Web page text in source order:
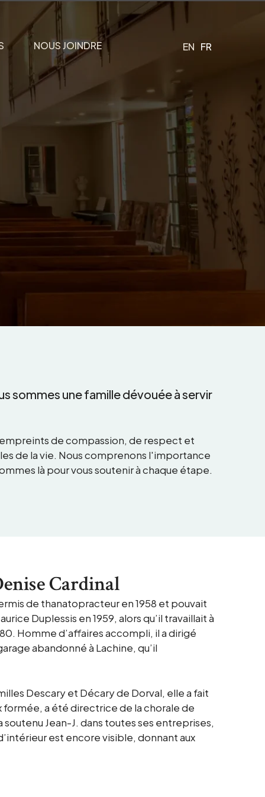
NOUS JOINDRE EN FR
sommes une famille dévouée à servir
de compassion, de respect et
de la vie. Nous comprenons l'importance
là pour vous soutenir à chaque étape.
Cardinal
de thanatopracteur en 1958 et pouvait
Duplessis en 1959, alors qu’il travaillait à
Homme d’affaires accompli, il a dirigé
abandonné à Lachine, qu’il
Descary et Décary de Dorval, elle a fait
formée, a été directrice de la chorale de
Jean-J. dans toutes ses entreprises,
est encore visible, donnant aux